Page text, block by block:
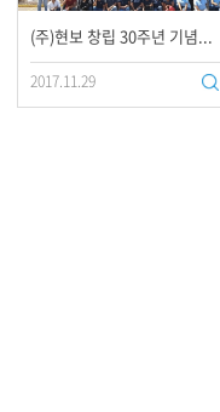
(주)현보 창립 30주년 기념...
2017.11.29